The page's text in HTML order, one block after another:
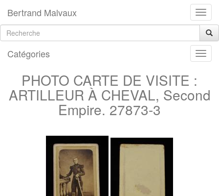
Bertrand Malvaux
Catégories
PHOTO CARTE DE VISITE :
ARTILLEUR À CHEVAL, Second
Empire. 27873-3